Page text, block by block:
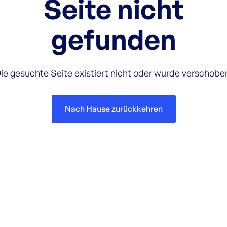
Seite nicht
gefunden
gesuchte Seite existiert nicht oder wurde
Nach Hause zurückkehren